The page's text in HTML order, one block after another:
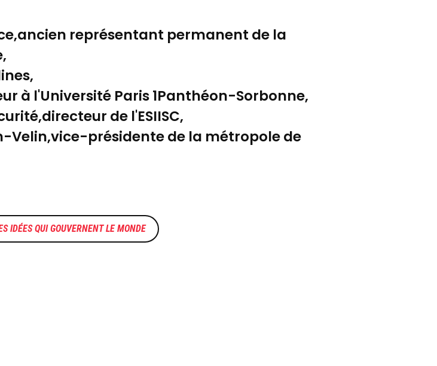
représentant permanent de la
à l'Université Paris 1Panthéon-Sorbonne,
de l'ESIISC,
Velin,vice-présidente de la métropole de
IDÉES QUI GOUVERNENT LE MONDE